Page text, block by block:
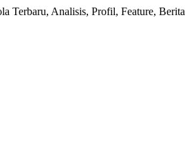
Terbaru, Analisis, Profil, Feature,